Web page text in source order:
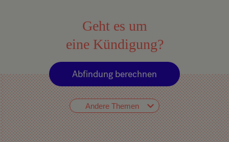
Geht es um
eine Kündigung?
Abfindung berechnen
Andere Themen